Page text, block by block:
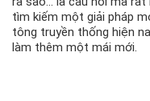
tìm kiếm một giải pháp
tông truyền thống hiện
làm thêm một mái mới.